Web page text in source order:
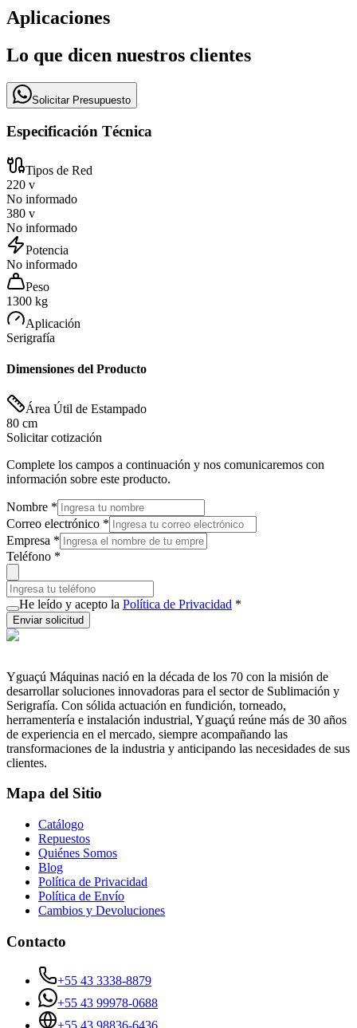
Aplicaciones
Lo que dicen nuestros clientes
Solicitar Presupuesto
Especificación Técnica
Tipos de Red
220 v
No informado
380 v
No informado
Potencia
No informado
Peso
1300 kg
Aplicación
Serigrafía
Dimensiones del Producto
Área Útil de Estampado
80 cm
Solicitar cotización
Complete los campos a continuación y nos comunicaremos con
información sobre este producto.
Nombre *
Correo electrónico *
Empresa *
Teléfono *
He leído y acepto la Política de Privacidad *
Enviar solicitud
Yguaçú Máquinas nació en la década de los 70 con la misión de
desarrollar soluciones innovadoras para el sector de Sublimación y
Serigrafía. Con sólida actuación en fundición, torneado,
herramentería e instalación industrial, Yguaçú reúne más de 30 años
de experiencia en el mercado, siempre acompañando las
transformaciones de la industria y anticipando las necesidades de sus
clientes.
Mapa del Sitio
Catálogo
Repuestos
Quiénes Somos
Blog
Política de Privacidad
Política de Envío
Cambios y Devoluciones
Contacto
+55 43 3338-8879
+55 43 99978-0688
+55 43 98836-6436